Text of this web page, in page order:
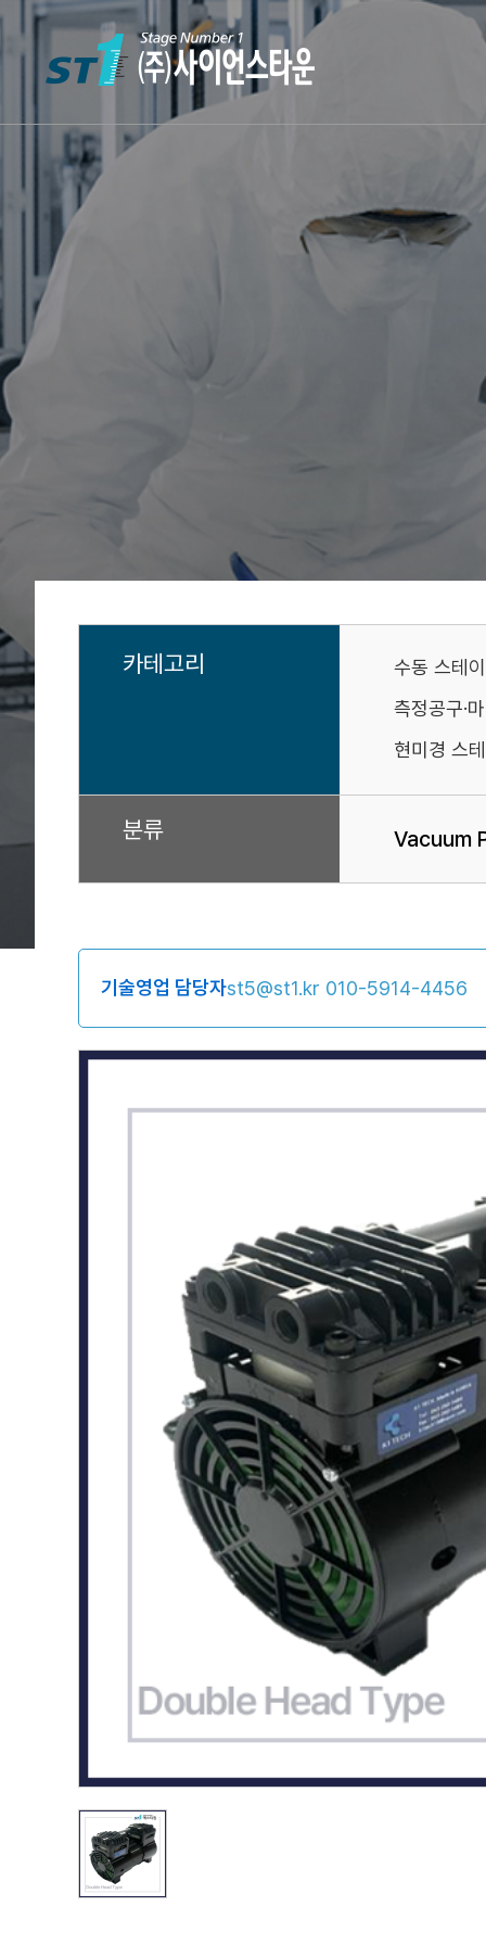
카테고리
수동 스테
측정공구·
현미경 스
분류 Vacuum
기술영업 담당자st5@st1.kr 010-5914-4456